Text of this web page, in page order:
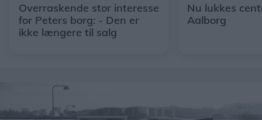
Overraskende stor interesse
for Peters borg: - Den er
ikke længere til salg
Nu lukkes
Aalborg